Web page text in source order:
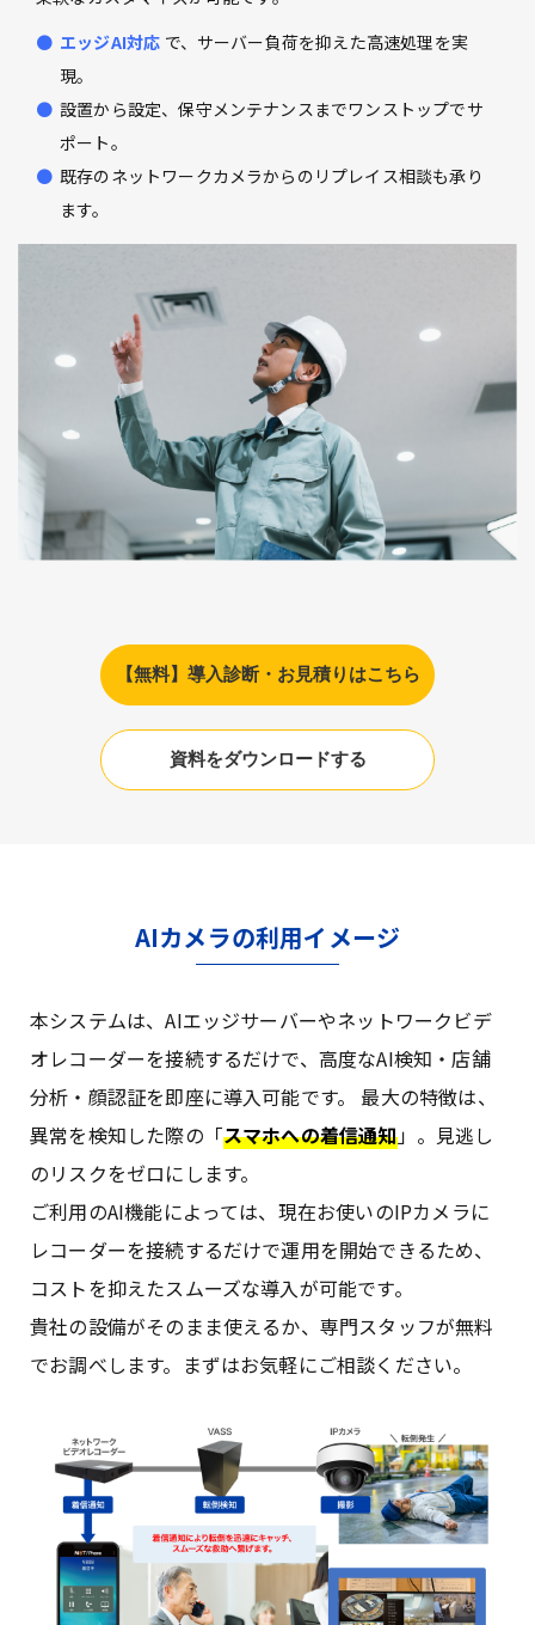
エッジAI対応 で、サーバー負荷を抑えた高速処理を実
現。
設置から設定、保守メンテナンスまでワンストップでサ
ポート。
既存のネットワークカメラからのリプレイス相談も承り
ます。
【無料】導入診断・お見積りはこちら
資料をダウンロードする
AIカメラの利用イメージ
本システムは、AIエッジサーバーやネットワークビデ
オレコーダーを接続するだけで、高度なAI検知・店舗
分析・顔認証を即座に導入可能です。 最大の特徴は、
異常を検知した際の「スマホへの着信通知」。見逃し
のリスクをゼロにします。
ご利用のAI機能によっては、現在お使いのIPカメラに
レコーダーを接続するだけで運用を開始できるため、
コストを抑えたスムーズな導入が可能です。
貴社の設備がそのまま使えるか、専門スタッフが無料
でお調べします。まずはお気軽にご相談ください。